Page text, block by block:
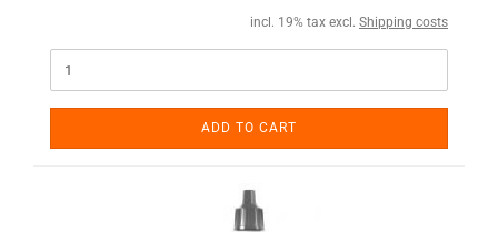
incl. 19% tax excl. Shipping costs
ADD TO CART